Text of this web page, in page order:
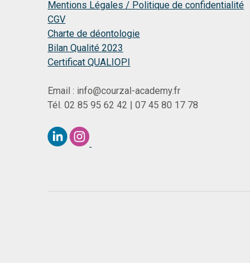
Mentions Légales / Politique de confidentialité
CGV
Charte de déontologie
Bilan Qualité 2023
Certificat QUALIOPI
Email : info@courzal-academy.fr
Tél. 02 85 95 62 42 | 07 45 80 17 78